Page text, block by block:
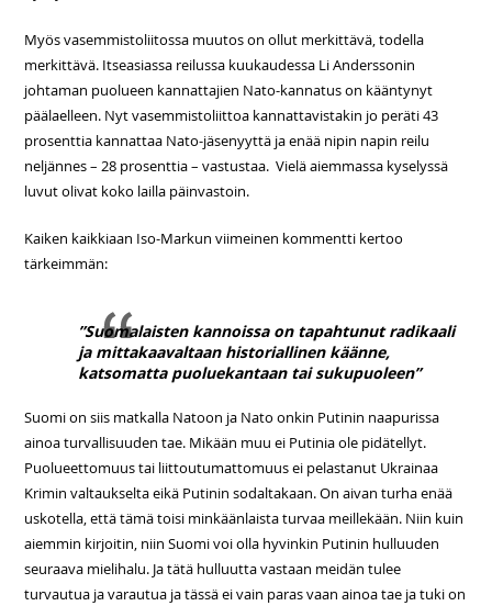
Myös vasemmistoliitossa muutos on ollut merkittävä, todella
merkittävä. Itseasiassa reilussa kuukaudessa Li Anderssonin
johtaman puolueen kannattajien Nato-kannatus on kääntynyt
päälaelleen. Nyt vasemmistoliittoa kannattavistakin jo peräti 43
prosenttia kannattaa Nato-jäsenyyttä ja enää nipin napin reilu
neljännes – 28 prosenttia – vastustaa. Vielä aiemmassa kyselyssä
luvut olivat koko lailla päinvastoin.
Kaiken kaikkiaan Iso-Markun viimeinen kommentti kertoo
tärkeimmän:
”Suomalaisten kannoissa on tapahtunut radikaali
ja mittakaavaltaan historiallinen käänne,
katsomatta puoluekantaan tai sukupuoleen”
Suomi on siis matkalla Natoon ja Nato onkin Putinin naapurissa
ainoa turvallisuuden tae. Mikään muu ei Putinia ole pidätellyt.
Puolueettomuus tai liittoutumattomuus ei pelastanut Ukrainaa
Krimin valtaukselta eikä Putinin sodaltakaan. On aivan turha enää
uskotella, että tämä toisi minkäänlaista turvaa meillekään. Niin kuin
aiemmin kirjoitin, niin Suomi voi olla hyvinkin Putinin hulluuden
seuraava mielihalu. Ja tätä hulluutta vastaan meidän tulee
turvautua ja varautua ja tässä ei vain paras vaan ainoa tae ja tuki on